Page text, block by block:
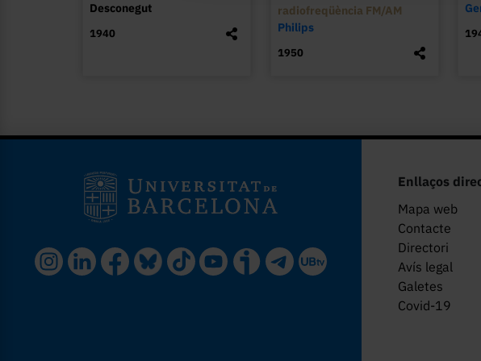
Desconegut
1940
radiofreqüència FM/AM
Philips
1950
Enllaços
Mapa web
Contacte
Directori
Avís legal
Galetes
Covid-19